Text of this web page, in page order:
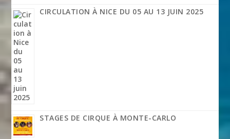
CIRCULATION À NICE DU 05 AU 13 JUIN 2025
STAGES DE CIRQUE À MONTE-CARLO